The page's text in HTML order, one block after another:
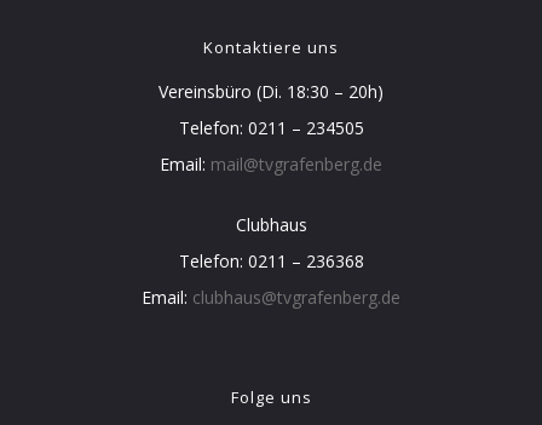
Kontaktiere uns
Vereinsbüro (Di. 18:30 – 20h)
Telefon: 0211 – 234505
Email: mail@tvgrafenberg.de
Clubhaus
Telefon: 0211 – 236368
Email: clubhaus@tvgrafenberg.de
Folge uns